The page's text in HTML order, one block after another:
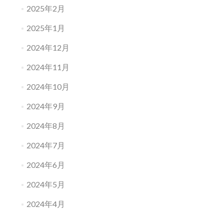
2025年2月
2025年1月
2024年12月
2024年11月
2024年10月
2024年9月
2024年8月
2024年7月
2024年6月
2024年5月
2024年4月